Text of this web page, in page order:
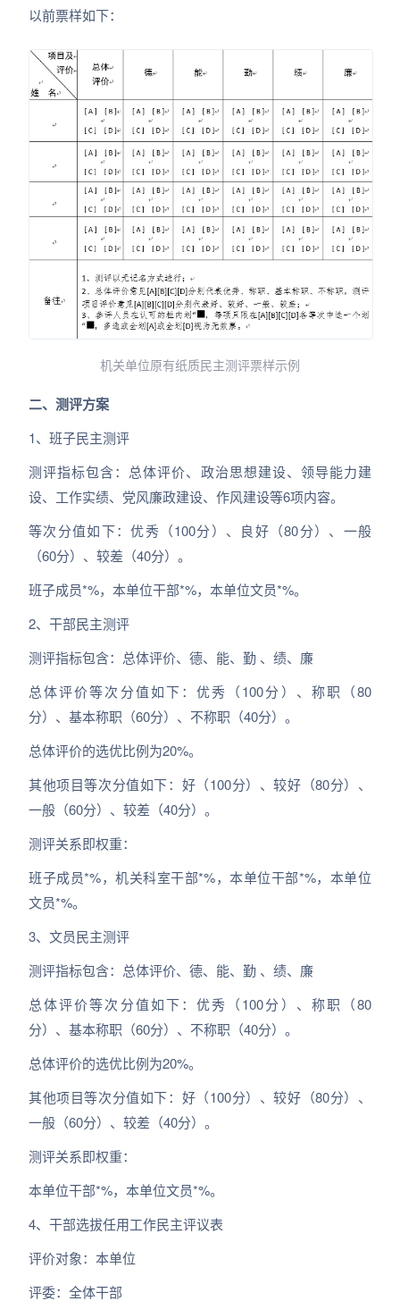
以前票样如下：
机关单位原有纸质民主测评票样示例
二、测评方案
1、班子民主测评
测评指标包含：总体评价、政治思想建设、领导能力建
设、工作实绩、党风廉政建设、作风建设等6项内容。
等次分值如下：优秀（100分）、良好（80分）、一般
（60分）、较差（40分）。
班子成员*%，本单位干部*%，本单位文员*%。
2、干部民主测评
测评指标包含：总体评价、德、能、勤 、绩、廉
总体评价等次分值如下：优秀（100分）、称职（80
分）、基本称职（60分）、不称职（40分）。
总体评价的选优比例为20%。
其他项目等次分值如下：好（100分）、较好（80分）、
一般（60分）、较差（40分）。
测评关系即权重：
班子成员*%，机关科室干部*%，本单位干部*%，本单位
文员*%。
3、文员民主测评
测评指标包含：总体评价、德、能、勤 、绩、廉
总体评价等次分值如下：优秀（100分）、称职（80
分）、基本称职（60分）、不称职（40分）。
总体评价的选优比例为20%。
其他项目等次分值如下：好（100分）、较好（80分）、
一般（60分）、较差（40分）。
测评关系即权重：
本单位干部*%，本单位文员*%。
4、干部选拔任用工作民主评议表
评价对象：本单位
评委：全体干部